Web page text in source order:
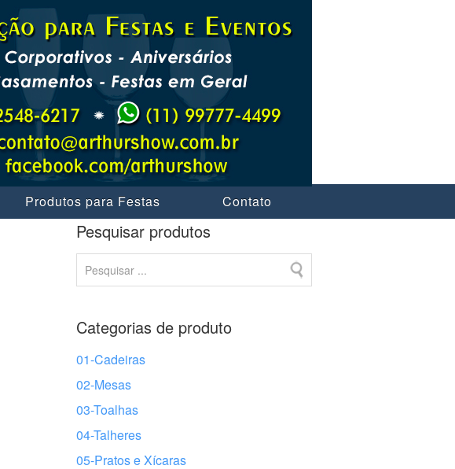
Produtos para Festas Contato
Pesquisar produtos
Categorias de produto
01-Cadeiras
02-Mesas
03-Toalhas
04-Talheres
05-Pratos e Xícaras